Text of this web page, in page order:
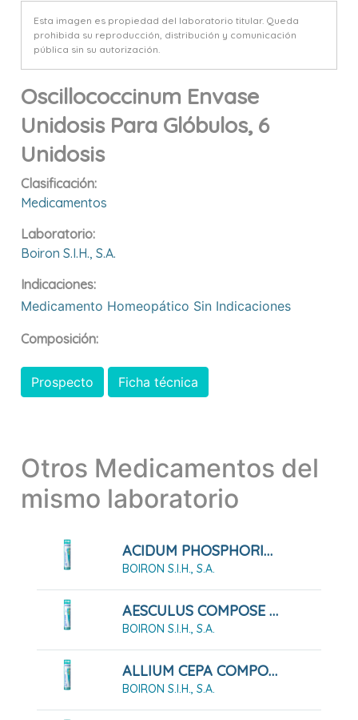
Esta imagen es propiedad del laboratorio titular. Queda
prohibida su reproducción, distribución y comunicación
pública sin su autorización.
Oscillococcinum Envase
Unidosis Para Glóbulos, 6
Unidosis
Clasificación:
Medicamentos
Laboratorio:
Boiron S.i.h., S.a.
Indicaciones:
Medicamento Homeopático Sin Indicaciones
Composición:
Prospecto Ficha técnica
Otros Medicamentos del
mismo laboratorio
ACIDUM PHOSPHORICUM COMPOSE GLOBULOS
BOIRON S.I.H., S.A.
AESCULUS COMPOSE GLOBULOS
BOIRON S.I.H., S.A.
ALLIUM CEPA COMPOSE GLOBULOS BOIRON
BOIRON S.I.H., S.A.